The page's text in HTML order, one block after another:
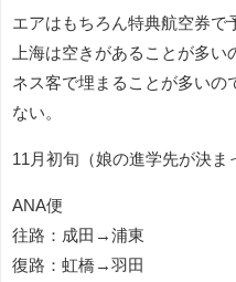
エアはもちろん特典航空券で
上海は空きがあることが多
ネス客で埋まることが多いの
ない。
11月初旬（娘の進学先が決
ANA便
往路：成田→浦東
復路：虹橋→羽田